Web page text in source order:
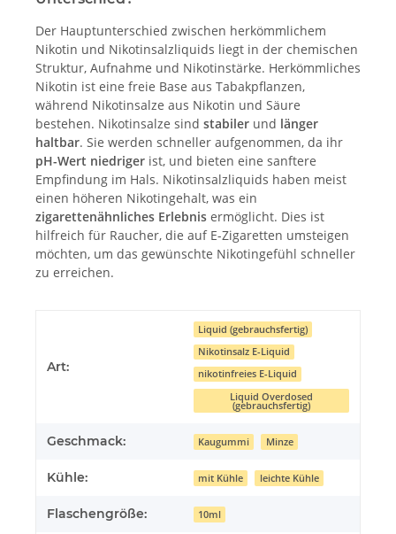
Der Hauptunterschied zwischen herkömmlichem
Nikotin und Nikotinsalzliquids liegt in der chemischen
Struktur, Aufnahme und Nikotinstärke. Herkömmliches
Nikotin ist eine freie Base aus Tabakpflanzen,
während Nikotinsalze aus Nikotin und Säure
bestehen. Nikotinsalze sind stabiler und länger
haltbar. Sie werden schneller aufgenommen, da ihr
pH-Wert niedriger ist, und bieten eine sanftere
Empfindung im Hals. Nikotinsalzliquids haben meist
einen höheren Nikotingehalt, was ein
zigarettenähnliches Erlebnis ermöglicht. Dies ist
hilfreich für Raucher, die auf E-Zigaretten umsteigen
möchten, um das gewünschte Nikotingefühl schneller
zu erreichen.
Art:
Liquid (gebrauchsfertig)
Nikotinsalz E-Liquid
nikotinfreies E-Liquid
Liquid Overdosed
(gebrauchsfertig)
Geschmack: Kaugummi Minze
Kühle: mit Kühle leichte Kühle
Flaschengröße: 10ml